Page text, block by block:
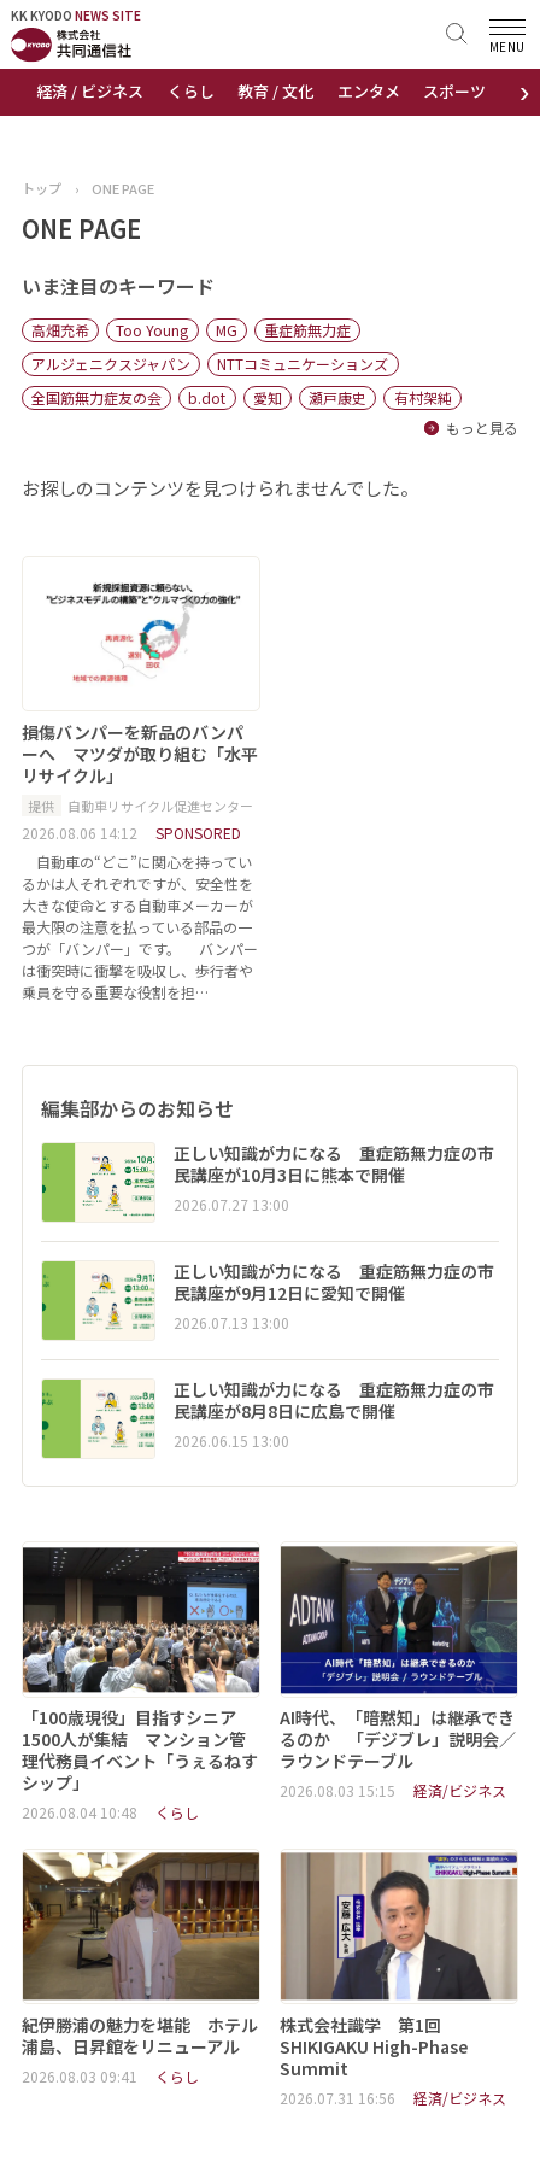
KK KYODO NEWS SITE
›
経済 / ビジネス くらし 教育 / 文化 エンタメ スポーツ 地域
MENU
KK KYODONEWS SITE
トップページ
ニュース
おすすめコンテンツ
出版物
会社概要
トップ › ONE PAGE
ONE PAGE
いま注目のキーワード
高畑充希 Too Young MG
重症筋無力症
アルジェニクスジャパン
NTTコミュニケーションズ
全国筋無力症友の会
b.dot 愛知 瀬戸康史
有村架純
もっと見る
お探しのコンテンツを見つけられませんでした。
損傷バンパーを新品のバンパ
ーへ マツダが取り組む「水平
リサイクル」
提供 自動車リサイクル促進センター
2026.08.06 14:12
SPONSORED
自動車の“どこ”に関心を持ってい
るかは人それぞれですが、安全性を
大きな使命とする自動車メーカーが
最大限の注意を払っている部品の一
つが「バンパー」です。 バンパー
は衝突時に衝撃を吸収し、歩行者や
乗員を守る重要な役割を担…
編集部からのお知らせ
正しい知識が力になる 重症筋無力症の市
民講座が10月3日に熊本で開催
2026.07.27 13:00
正しい知識が力になる 重症筋無力症の市
民講座が9月12日に愛知で開催
2026.07.13 13:00
正しい知識が力になる 重症筋無力症の市
民講座が8月8日に広島で開催
2026.06.15 13:00
「100歳現役」目指すシニア
1500人が集結 マンション管
理代務員イベント「うぇるねす
シップ」
2026.08.04 10:48 くらし
AI時代、「暗黙知」は継承でき
るのか 「デジブレ」説明会／
ラウンドテーブル
2026.08.03 15:15 経済/ビジネス
紀伊勝浦の魅力を堪能 ホテル
浦島、日昇館をリニューアル
2026.08.03 09:41 くらし
株式会社識学 第1回
SHIKIGAKU High-Phase
Summit
2026.07.31 16:56 経済/ビジネス